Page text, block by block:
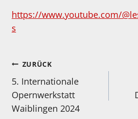
https://www.youtube.com/
s
Beitragsnavigation
ZURÜCK
5. Internationale
Opernwerkstatt
Waiblingen 2024